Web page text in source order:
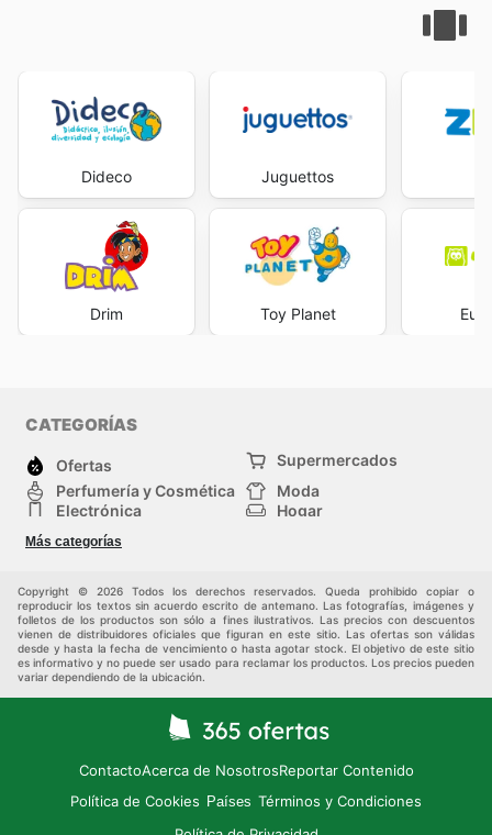
Dideco
Drim
Juguettos
Toy Planet
CATEGORÍAS
Ofertas
Supermercados
Perfumería y Cosmética
Moda
Electrónica
Hogar
Deporte
Juguetes y bebés
Más categorías
Copyright © 2026 Todos los derechos reservados. Queda prohibido copiar o
reproducir los textos sin acuerdo escrito de antemano. Las fotografías, imágenes y
folletos de los productos son sólo a fines ilustrativos. Las precios con descuentos
vienen de distribuidores oficiales que figuran en este sitio. Las ofertas son válidas
desde y hasta la fecha de vencimiento o hasta agotar stock. El objetivo de este sitio
es informativo y no puede ser usado para reclamar los productos. Los precios pueden
variar dependiendo de la ubicación.
ContactoAcerca de NosotrosReportar Contenido
Política de Cookies Países Términos y Condiciones